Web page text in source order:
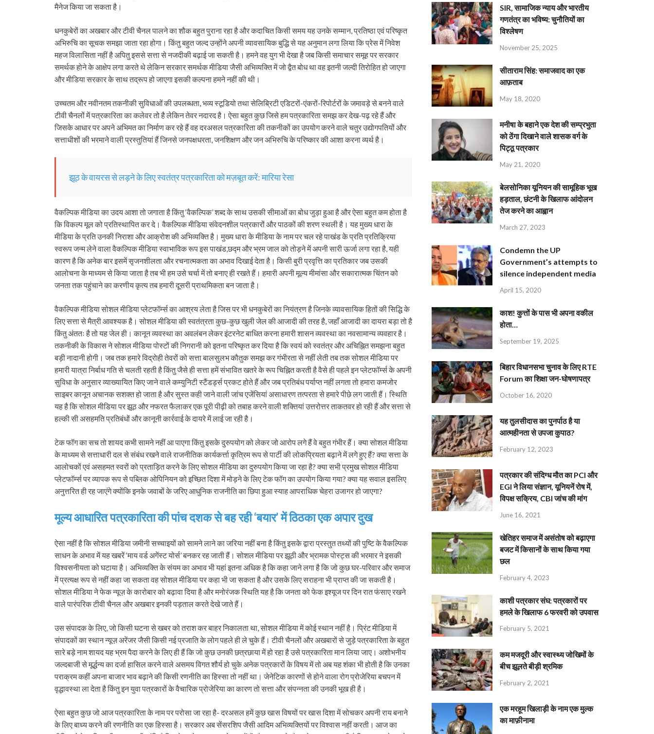
मैनेज किया जा सकता है।
धनकुबेरों का अखबार और टीवी चैनल पालने का शौक बहुत पुराना रहा है और कदाचित किसी समय यह उनके सम्मान, प्रतिष्ठा एवं परिष्कृत
अभिरुचि का सूचक समझा जाता रहा होगा। किंतु बहुत जल्द उन्होंने अपनी व्यावसायिक बुद्धि से यह अनुमान लगा लिया कि प्रेस में निवेश
महज विलासिता नहीं है अपितु इससे सत्ता से नजदीकी बढ़ाई जा सकती है। हमने वह युग भी देखा है जब किसी समाचार समूह पर सरकार
समर्थक होने के आक्षेप लगा करते थे लेकिन सरकार समर्थक मीडिया जैसी अभिव्यक्ति में जो द्वैत बोध था वह इतनी जल्दी तिरोहित हो जाएगा
और मीडिया सरकार के साथ तद्रूप हो जाएगा इसकी कल्पना हमने नहीं की थी।
उच्चतम और नवीनतम तकनीकी सुविधाओं की उपलब्धता, भव्य स्टूडियो तथा सेलिब्रिटी एडिटरों-एंकरों-रिपोर्टरों के जमावड़े से बनने वाले
टीवी चैनलों में पत्रकारिता का कलेवर तो है लेकिन तेवर नदारद है। ऐसा बहुत कुछ जिसे हम पत्रकारिता समझ कर देख-पढ़ रहे हैं और
जिसके आधार पर अपने अभिमत का निर्माण कर रहे हैं वह दरअसल पत्रकारिता की तकनीकों का उपयोग करने वाले चतुर उद्योगपतियों और
सत्ताधीशों की भरमाने वाली प्रस्तुतियां हैं जिनसे जनपक्षधरता, जनशिक्षण और जन अभिरुचि के परिष्कार की आशा करना व्यर्थ है।
झूठ के वायरस से लड़ने के लिए स्वतंत्र पत्रकारिता को मज़बूत करें: मारिया रेसा
वैकल्पिक मीडिया का उदय आशा तो जगाता है किंतु ‘वैकल्पिक’ शब्द के साथ उसकी सीमाओं का बोध जुड़ा हुआ है और ऐसा बहुत कम होता है
कि विकल्प मूल को प्रतिस्थापित कर दे। वैकल्पिक मीडिया संवेदनशील पत्रकारों और पाठकों की शरण स्थली है। यह मुख्य धारा के
मीडिया के प्रति उनकी निराशा और आक्रोश की अभिव्यक्ति है। मुख्य धारा के मीडिया के नाम पर चल रहे पाखंड के प्रति प्रतिक्रिया
स्वरूप जन्म लेने वाला वैकल्पिक मीडिया स्वाभाविक रूप इस पाखंड,छद्म और भ्रम जाल को तोड़ने में अपनी सारी ऊर्जा लगा रहा है, यही
कारण है कि अनेक बार इसमें सृजनशीलता और रचनात्मकता का अभाव दिखाई देता है। किसी बुरी प्रवृत्ति का प्रतिकार जब उसकी
आलोचना के माध्यम से किया जाता है तब भी हम उसे चर्चा में तो बनाए ही रखते हैं। हमारी अपनी मूल्य मीमांसा और सकारात्मक चिंतन को
जनता तक पहुंचाने का करणीय कृत्य तब हमारी दूसरी प्राथमिकता बन जाता है।
वैकल्पिक मीडिया सोशल मीडिया प्लेटफॉर्म्स का आश्रय लेता है जिस पर भी धनकुबेरों का नियंत्रण है जिनके व्यावसायिक हितों की सिद्धि के
लिए सत्ता से मैत्री आवश्यक है। सोशल मीडिया की स्वतंत्रता कुछ-कुछ खुली जेल की आजादी की तरह है, जहाँ आजादी का दायरा बड़ा तो है
किंतु अंततः है तो यह जेल ही। कानून व्यवस्था का अवलंबन लेकर इंटरनेट बाधित करना हमारी शासन व्यवस्था का नवसामान्य व्यवहार है।
तकनीकी के विकास ने सोशल मीडिया पोस्टों की निगरानी को इतना परिष्कृत कर दिया है कि स्वयं को स्वतंत्र और अचिह्नित समझना बहुत
बड़ी नादानी होगी। जब तक हमारे विद्रोही तेवरों को सत्ता बालसुलभ कौतुक समझ कर गंभीरता से नहीं लेती तब तक सोशल मीडिया पर
हमारी यात्रा निर्बाध गति से चलती रहती है किंतु जैसे ही सत्ता हमें संभावित खतरे के रूप चिह्नित करती है वैसे ही पहले इन प्लेटफॉर्म्स के अपनी
सुविधा के अनुसार व्याख्यायित किए जाने वाले कम्युनिटी स्टैंडर्ड्स प्रकट होते हैं और जब प्रतिबंध पर्याप्त नहीं लगता तो हमारा कमजोर
साइबर कानून अचानक सशक्त हो जाता है और सुस्त कही जाने वाली जांच एजेंसियां असाधारण तत्परता से हमारे पीछे लग जाती हैं। स्थिति
यह है कि सोशल मीडिया पर झूठ और नफरत फैलाकर एक पूरी पीढ़ी को तबाह करने वाली शक्तियां उत्तरोत्तर ताकतवर हो रही हैं और सत्ता से
हल्की सी असहमति प्रतिबंधों और कानूनी कार्रवाई के दायरे में लाई जा रही है।
टेक फॉग का सच तो शायद कभी सामने नहीं आ पाएगा किंतु इसके दुरुपयोग को लेकर जो आरोप लगे हैं वे बहुत गंभीर हैं। क्या सोशल मीडिया
के माध्यम से सत्ताधारी दल से संबंध रखने वाले राजनीतिक कार्यकर्त्ता कृत्रिम रूप से पार्टी की लोकप्रियता बढ़ाने में लगे हुए हैं? क्या सत्ता के
आलोचकों एवं असहमत स्वरों को प्रताड़ित करने के लिए सोशल मीडिया का दुरुपयोग किया जा रहा है? क्या सभी प्रमुख सोशल मीडिया
प्लेटफॉर्म्स पर व्यापक रूप से पब्लिक ओपिनियन को इच्छित दिशा में मोड़ने के लिए टेक फॉग का उपयोग किया गया? क्या यह सवाल इसलिए
अनुत्तरित ही रह जाएंगे क्योंकि इनके जवाबों के जरिए आधुनिक राजनीति का छिपा हुआ स्याह आपराधिक चेहरा उजागर हो जाएगा?
मूल्य आधारित पत्रकारिता की पांच दशक से बह रही ‘बयार’ में ठिठका एक अपार दुख
ऐसा नहीं है कि सोशल मीडिया जमीनी सच्चाइयों को सामने लाने का जरिया नहीं बना है किंतु इसके द्वारा प्रस्तुत तथ्यों की पुष्टि के वैकल्पिक
साधन के अभाव में यह खबरें ‘माय वर्ड अगेंस्ट योर्स’ बनकर रह जाती हैं। सोशल मीडिया पर झूठी और भ्रामक पोस्ट्स की भरमार ने इसकी
विश्वसनीयता को घटाया है। अभिव्यक्ति के संयम का अभाव भी यहां इतना अधिक है कि कहा जाने लगा है कि जो कुछ घर-परिवार और समाज
में प्रत्यक्ष रूप से नहीं कहा जा सकता वह सोशल मीडिया पर कहा भी जा सकता है और उसके लिए सराहना भी प्राप्त की जा सकती है।
सोशल मीडिया ने फेक न्यूज़ के कारोबार को बढ़ावा दिया है और मनोरंजक स्थिति यह है कि जनता को फेक इश्यूज पर दिन रात फंसाए रखने
वाले पारंपरिक टीवी चैनल और अखबार इनकी पड़ताल करते देखे जाते हैं।
उस संपादक के लिए, जो किसी घटना से खबर को तराश कर बाहर निकालता था, सोशल मीडिया में कोई स्थान नहीं है। प्रिंट मीडिया में
संपादकों का स्थान न्यूज़ अरेंजर जैसी किसी नई प्रजाति के लोग पहले ही ले चुके हैं। टीवी चैनलों और अखबारों से जुड़े पत्रकारिता के बहुत
सारे बड़े नाम शायद यह भ्रम पैदा करने के लिए ही हैं कि जो कुछ उनकी छत्रछाया में हो रहा है उसे पत्रकारिता मान लिया जाए। अशोभनीय
जल्दबाजी से मूर्द्धन्य का दर्जा हासिल करने वाले असमय विगत शौर्य हो चुके अनेक पत्रकारों के विषय में तो अब यह शंका भी होती है कि उनका
पराक्रम कहीं अपना बाजार भाव बढ़ाने की किसी रणनीति का हिस्सा तो नहीं था। जेनेटिक कारणों से होने वाला रोग प्रोजेरिया बचपन में
वृद्धावस्था ला देता है किंतु इन युवा पत्रकारों के वैचारिक प्रोजेरिया का कारण तो सत्ता और संपन्नता की उनकी भूख ही है।
ऐसा बहुत कुछ जो आज पत्रकारिता के नाम पर परोसा जा रहा है- दरअसल हमें कुछ खास विषयों पर खास दिशा में सोचकर अपनी राय बनाने
के लिए बाध्य करने की रणनीति का एक हिस्सा है। सरकार अब सेंसरशिप जैसी आदिम अभिव्यक्तियों पर विश्वास नहीं करती। आज का
SIR, सामाजिक न्याय और भारतीय
गणतंत्र का भविष्य: चुनौतियों का
विश्लेषण
November 25, 2025
सीताराम सिंह: समाजवाद का एक
आफ़ताब
May 18, 2020
मनीषा के बहाने एक देश की सम्प्रभुता
को ठेंगा दिखाने वाले शासक वर्ग के
पिट्ठू पत्रकार
May 21, 2020
बेलसोनिका यूनियन की सामूहिक भूख
हड़ताल, छंटनी के खिलाफ आंदोलन
तेज करने का आह्वान
March 27, 2023
Condemn the UP
Government’s attempts to
silence independent media
April 15, 2020
काश! कुत्तों के पास भी अपना वकील
होता…
September 19, 2025
बिहार विधानसभा चुनाव के लिए RTE
Forum का शिक्षा जन-घोषणापत्र
October 16, 2020
यह तुलसीदास का पुनर्पाठ है या
आत्महीनता से उपजा कुपाठ?
February 12, 2023
पत्रकार की संदिग्ध मौत का PCI और
EGI ने लिया संज्ञान, यूनियनें रोष में,
विपक्ष सक्रिय, CBI जांच की मांग
June 16, 2021
खेतिहर समाज में असंतोष को बढ़ाएगा
बजट में किसानों के साथ किया गया
छल
February 4, 2023
काशी पत्रकार संघ: पत्रकारों पर
हमले के खिलाफ 6 फरवरी को उपवास
February 5, 2021
कम मजदूरी और स्वास्थ्य जोखिमों के
बीच झूलते बीड़ी श्रमिक
February 2, 2021
एक मरहूम खिलाड़ी के नाम एक मुल्क
का माफ़ीनामा